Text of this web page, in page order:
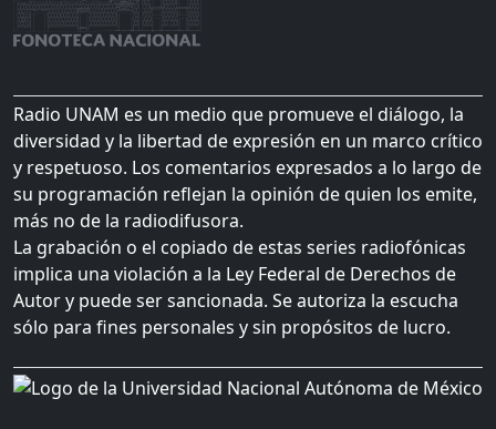
Radio UNAM es un medio que promueve el diálogo, la
diversidad y la libertad de expresión en un marco crítico
y respetuoso. Los comentarios expresados a lo largo de
su programación reflejan la opinión de quien los emite,
más no de la radiodifusora.
La grabación o el copiado de estas series radiofónicas
implica una violación a la Ley Federal de Derechos de
Autor y puede ser sancionada. Se autoriza la escucha
sólo para fines personales y sin propósitos de lucro.